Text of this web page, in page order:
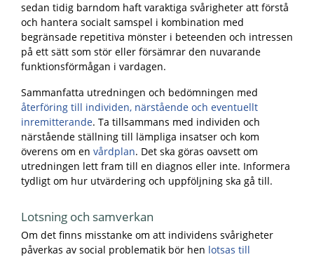
sedan tidig barndom haft varaktiga svårigheter att förstå
och hantera socialt samspel i kombination med
begränsade repetitiva mönster i beteenden och intressen
på ett sätt som stör eller försämrar den nuvarande
funktionsförmågan i vardagen.
Sammanfatta utredningen och bedömningen med
återföring till individen, närstående och eventuellt
inremitterande. Ta tillsammans med individen och
närstående ställning till lämpliga insatser och kom
överens om en vårdplan. Det ska göras oavsett om
utredningen lett fram till en diagnos eller inte. Informera
tydligt om hur utvärdering och uppföljning ska gå till.
Lotsning och samverkan
Om det finns misstanke om att individens svårigheter
påverkas av social problematik bör hen lotsas till